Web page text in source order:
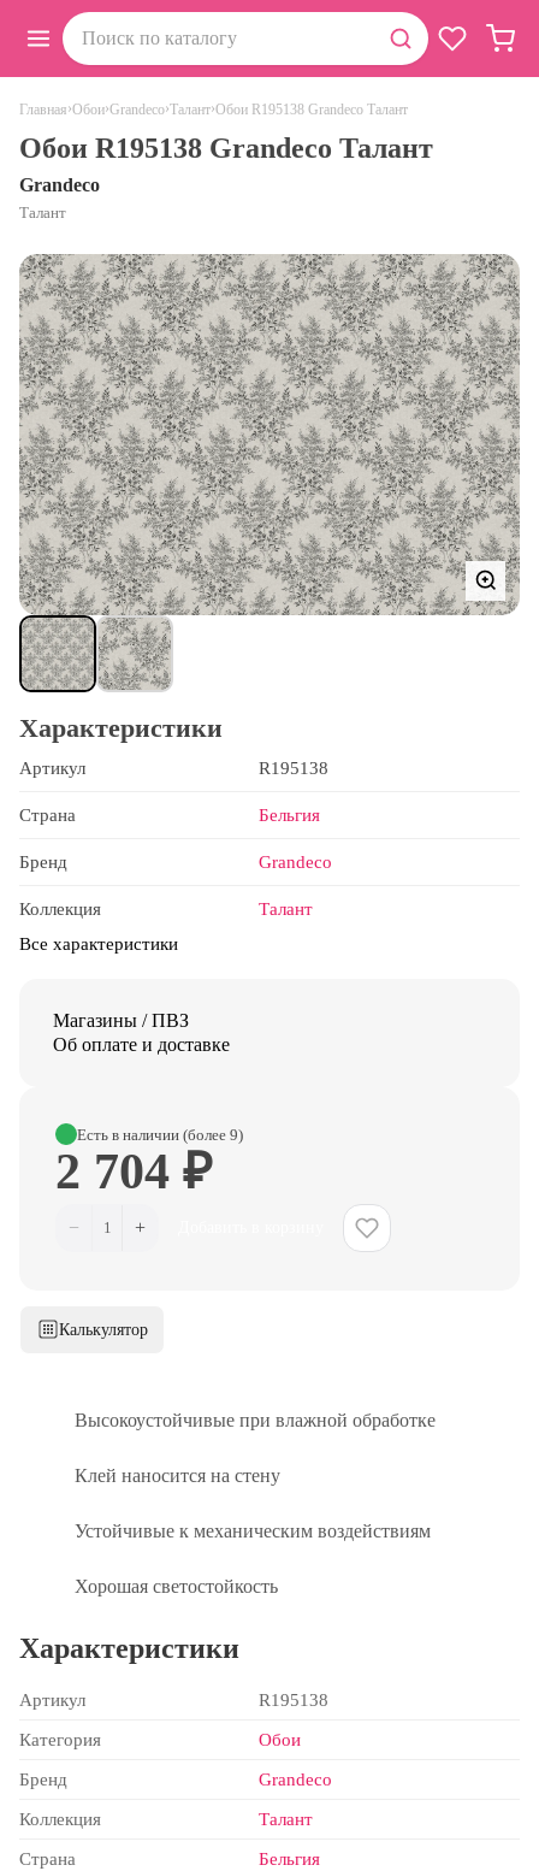
Главная›Обои›Grandeco›Талант›Обои R195138 Grandeco Талант
Обои R195138 Grandeco Талант
Grandeco
Талант
Характеристики
Артикул R195138
Страна Бельгия
Бренд Grandeco
Коллекция
Талант
Все характеристики
Магазины / ПВЗ
Об оплате и доставке
Есть в наличии (более 9)
2 704 ₽
− 1 +
Калькулятор
Характеристики
Артикул R195138
Категория Обои
Бренд Grandeco
Коллекция Талант
Страна Бельгия
Высокоустойчивые при влажной обработке
Клей наносится на стену
Устойчивые к механическим воздействиям
Хорошая светостойкость